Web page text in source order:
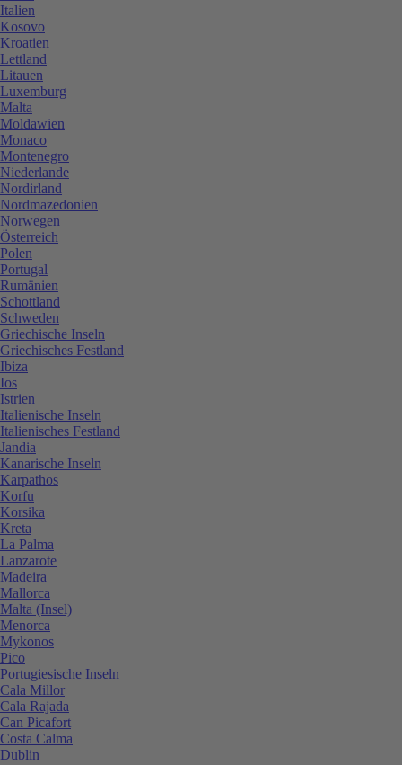
Italien
Kosovo
Kroatien
Lettland
Litauen
Luxemburg
Malta
Moldawien
Monaco
Montenegro
Niederlande
Nordirland
Nordmazedonien
Norwegen
Österreich
Polen
Portugal
Rumänien
Schottland
Schweden
Griechische Inseln
Griechisches Festland
Ibiza
Ios
Istrien
Italienische Inseln
Italienisches Festland
Jandia
Kanarische Inseln
Karpathos
Korfu
Korsika
Kreta
La Palma
Lanzarote
Madeira
Mallorca
Malta (Insel)
Menorca
Mykonos
Pico
Portugiesische Inseln
Cala Millor
Cala Rajada
Can Picafort
Costa Calma
Dublin